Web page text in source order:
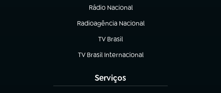
Rádio Nacional
Radioagência Nacional
(abre em nova aba)
TV Brasil
(abre em nova aba)
TV Brasil Internacional
(abre em nova aba)
Serviços